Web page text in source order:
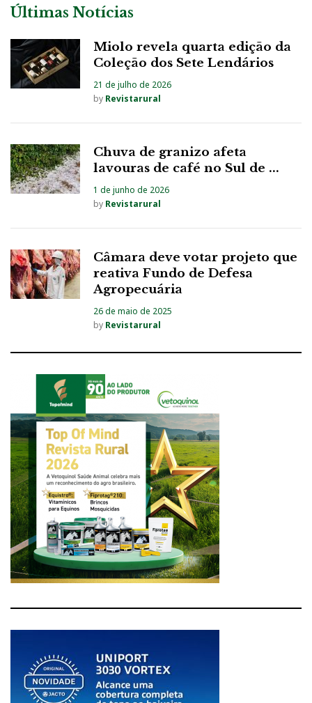
Últimas Notícias
Miolo revela quarta edição da
Coleção dos Sete Lendários
21 de julho de 2026
by Revistarural
Chuva de granizo afeta
lavouras de café no Sul de ...
1 de junho de 2026
by Revistarural
Câmara deve votar projeto que
reativa Fundo de Defesa
Agropecuária
26 de maio de 2025
by Revistarural